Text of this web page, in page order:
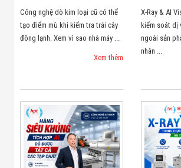
Công nghệ dò kim loại cũ có thể
tạo điểm mù khi kiểm tra trái cây
đông lạnh. Xem vì sao nhà máy ...
Xem thêm
X-Ray & AI
kiểm soát dị
ngoài sản
nhân ...